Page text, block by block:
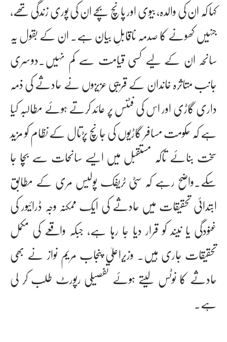
کہا کہ ان کی والدہ، بیوی اور پانچ بچے ان کی پوری زندگی تھے،
جنہیں کھونے کا صدمہ ناقابلِ بیان ہے۔ ان کے بقول یہ
سانحہ ان کے لیے کسی قیامت سے کم نہیں۔دوسری
جانب متاثرہ خاندان کے قریبی عزیزوں نے حادثے کی ذمہ
داری گاڑی اور اس کی فٹنس پر عائد کرتے ہوئے مطالبہ کیا
ہے کہ حکومت مسافر گاڑیوں کی جانچ پڑتال کے نظام کو مزید
سخت بنائے تاکہ مستقبل میں ایسے سانحات سے بچا جا
سکے۔واضح رہے کہ سٹی ٹریفک پولیس مری کے مطابق
ابتدائی تحقیقات میں حادثے کی ایک ممکنہ وجہ ڈرائیور کی
غنودگی یا نیند کو قرار دیا جا رہا ہے، جبکہ واقعے کی مکمل
تحقیقات جاری ہیں۔ وزیراعلیٰ پنجاب مریم نواز نے بھی
حادثے کا نوٹس لیتے ہوئے تفصیلی رپورٹ طلب کر لی
ہے۔